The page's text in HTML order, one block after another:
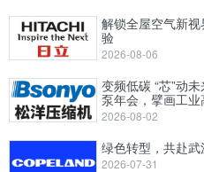
解锁全屋空气新
验
2026-08-06
变频低碳 “芯”动
泵年会，擘画工
2026-08-02
绿色转型，共赴
2026-07-31